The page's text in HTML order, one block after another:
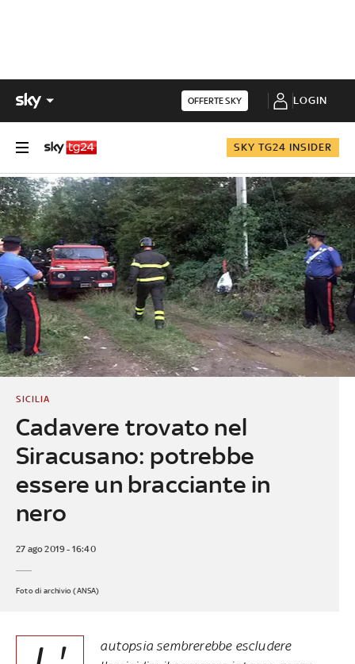
OFFERTE SKY LOGIN
SKY TG24 INSIDER
Cadavere trovato nel
Siracusano: potrebbe
essere un bracciante in
nero
SICILIA
27 ago 2019 - 16:40
Foto di archivio (ANSA)
autopsia sembrerebbe escludere